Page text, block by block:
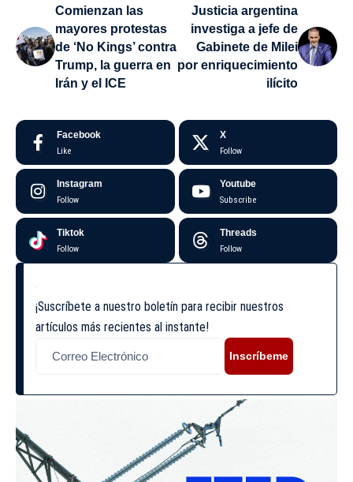
Comienzan las
mayores protestas
de ‘No Kings’ contra
Trump, la guerra en
Irán y el ICE
Justicia argentina
investiga a jefe de
Gabinete de Milei
por enriquecimiento
ilícito
Facebook
Like
X
Follow
Instagram
Follow
Youtube
Subscribe
Tiktok
Follow
Threads
Follow
¡Suscríbete a nuestro boletín para recibir nuestros
artículos más recientes al instante!
Inscríbeme